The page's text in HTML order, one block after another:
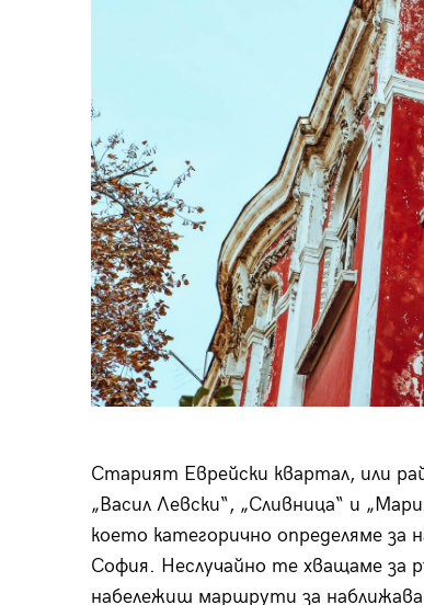
Старият Еврейски квартал, или
„Васил Левски“, „Сливница“ и
което категорично определяме
София. Неслучайно те хващаме за
набележиш маршрути за
28/29